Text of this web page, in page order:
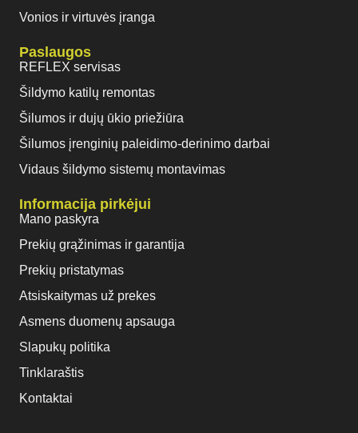
Vonios ir virtuvės įranga
Paslaugos
REFLEX servisas
Šildymo katilų remontas
Šilumos ir dujų ūkio priežiūra
Šilumos įrenginių paleidimo-derinimo darbai
Vidaus šildymo sistemų montavimas
Informacija pirkėjui
Mano paskyra
Prekių grąžinimas ir garantija
Prekių pristatymas
Atsiskaitymas už prekes
Asmens duomenų apsauga
Slapukų politika
Tinklaraštis
Kontaktai